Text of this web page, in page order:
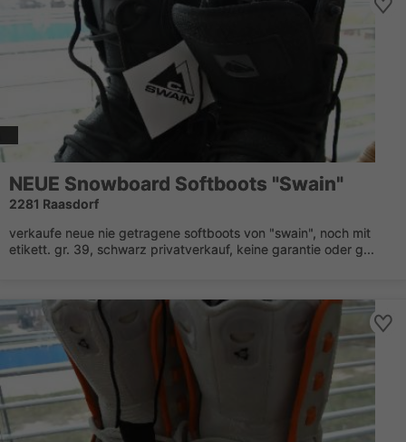
NEUE Snowboard Softboots "Swain"
2281 Raasdorf
verkaufe neue nie getragene softboots von "swain", noch mit
etikett. gr. 39, schwarz privatverkauf, keine garantie oder g...